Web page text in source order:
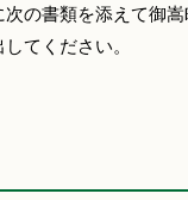
次の書類を添えて御
てください。